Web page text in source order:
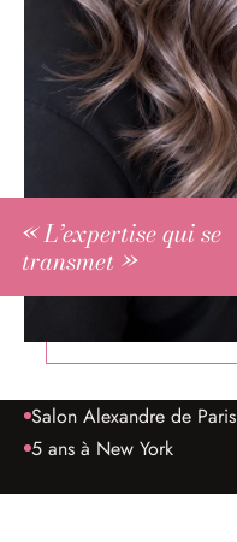
« L’expertise qui se
transmet »
Salon Alexandre de Paris
5 ans à New York